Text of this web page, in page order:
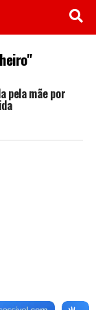
pela mãe por